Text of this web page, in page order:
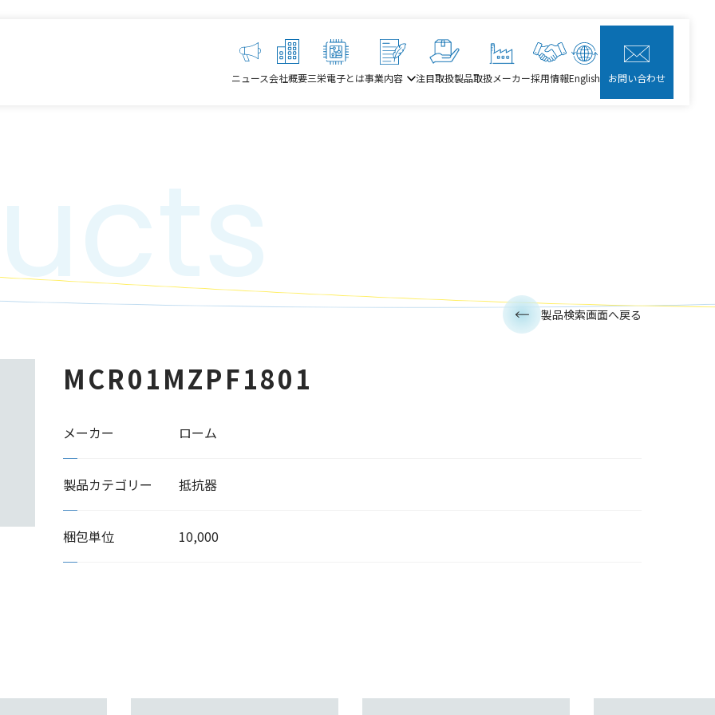
ニュース会社概要三栄電子とは事業内容 注目取扱製品取扱メーカー採用情報English お問い合わせ
MCR01MZPF1801
メーカー ローム
製品カテゴリー 抵抗器
梱包単位 10,000
製品検索画面へ戻る